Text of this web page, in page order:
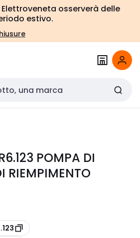
osserverà delle
estivo.
POMPA DI
RIEMPIMENTO